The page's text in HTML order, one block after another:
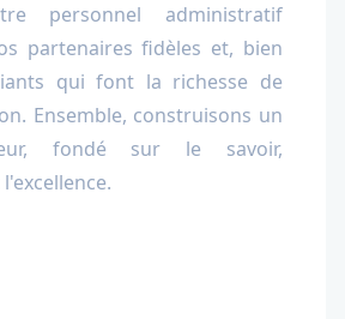
personnel administratif
partenaires fidèles et, bien
qui font la richesse de
Ensemble, construisons un
fondé sur le savoir,